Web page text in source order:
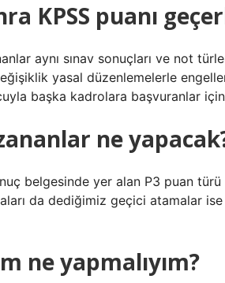
KPSS puanı
aynı sınav sonuçları ve not
yasal düzenlemelerle
başka kadrolara başvuranlar
ne
belgesinde yer alan P3 puan türü
da dediğimiz geçici atamalar
ne yapmalıyım?